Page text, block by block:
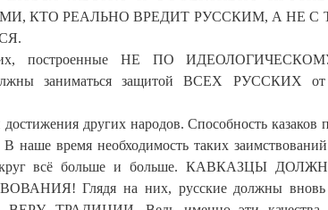
КТО РЕАЛЬНО ВРЕДИТ РУССКИМ, А НЕ С
построенные НЕ ПО
заниматься защитой ВСЕХ РУССКИХ от
других народов. Способность казаков
наше время необходимость таких
вокруг всё больше и больше. КАВКАЗЦЫ
Глядя на них, русские должны вновь